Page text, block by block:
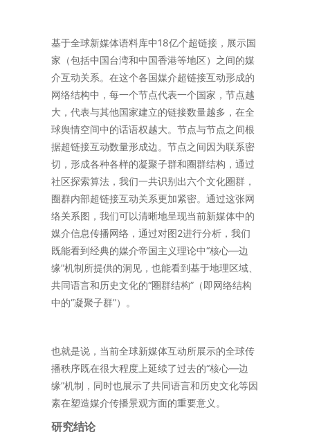
基于全球新媒体语料库中18亿个超链接，展示国
家（包括中国台湾和中国香港等地区）之间的媒
介互动关系。在这个各国媒介超链接互动形成的
网络结构中，每一个节点代表一个国家，节点越
大，代表与其他国家建立的链接数量越多，在全
球舆情空间中的话语权越大。节点与节点之间根
据超链接互动数量形成边。节点之间因为联系密
切，形成各种各样的凝聚子群和圈群结构，通过
社区探索算法，我们一共识别出六个文化圈群，
圈群内部超链接互动关系更加紧密。通过这张网
络关系图，我们可以清晰地呈现当前新媒体中的
媒介信息传播网络，通过对图2进行分析，我们
既能看到经典的媒介帝国主义理论中“核心—边
缘”机制所提供的洞见，也能看到基于地理区域、
共同语言和历史文化的“圈群结构”（即网络结构
中的“凝聚子群”）。
也就是说，当前全球新媒体互动所展示的全球传
播秩序既在很大程度上延续了过去的“核心—边
缘”机制，同时也展示了共同语言和历史文化等因
素在塑造媒介传播景观方面的重要意义。
研究结论